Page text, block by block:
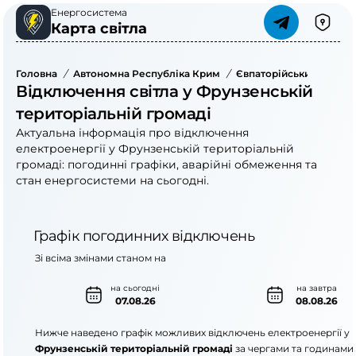
Енергосистема
Карта світла
Головна / Автономна Республіка Крим / Євпаторійський Район
Відключення світла у Фрунзенській
територіальній громаді
Актуальна інформація про відключення
електроенергії у Фрунзенській територіальній
громаді: погодинні графіки, аварійні обмеження та
стан енергосистеми на сьогодні.
Графік погодинних відключень
на сьогодні
07.08.26
на завтра
08.08.26
Зі всіма змінами станом на
Нижче наведено графік можливих відключень електроенергії у
Фрунзенській територіальній громаді за чергами та годинами.